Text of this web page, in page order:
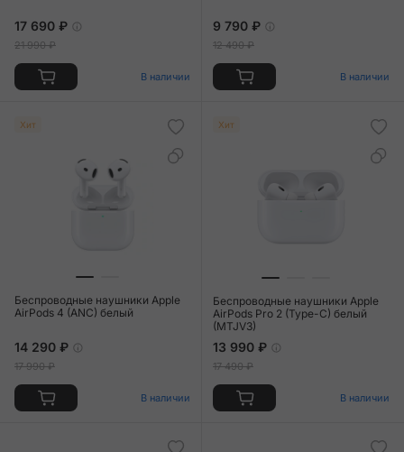
17 690 ₽
21 990 ₽
В наличии
9 790 ₽
12 490 ₽
В наличии
Хит
Беспроводные наушники Apple
AirPods 4 (ANC) белый
14 290 ₽
17 990 ₽
В наличии
Хит
Беспроводные наушники Apple
AirPods Pro 2 (Type-C) белый
(MTJV3)
13 990 ₽
17 490 ₽
В наличии